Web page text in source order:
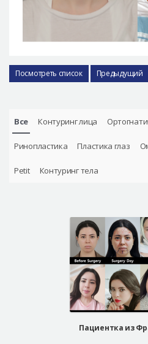
Посмотреть список Предыдущий
Все Контуринг лица
Ринопластика Пластика глаз
Petit Контуринг тела
Пациентка из